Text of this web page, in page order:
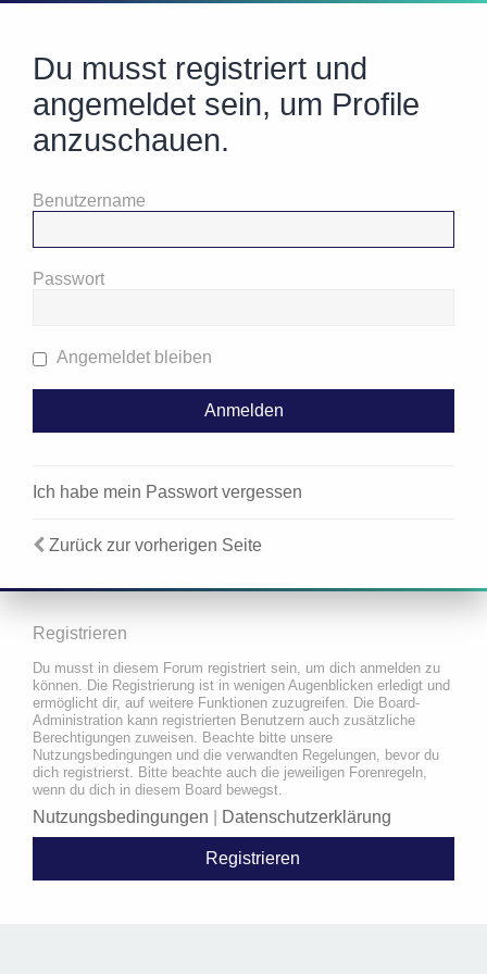
Du musst registriert und
angemeldet sein, um Profile
anzuschauen.
Benutzername
Passwort
Angemeldet bleiben
Ich habe mein Passwort vergessen
Zurück zur vorherigen Seite
Registrieren
Du musst in diesem Forum registriert sein, um dich anmelden zu
können. Die Registrierung ist in wenigen Augenblicken erledigt und
ermöglicht dir, auf weitere Funktionen zuzugreifen. Die Board-
Administration kann registrierten Benutzern auch zusätzliche
Berechtigungen zuweisen. Beachte bitte unsere
Nutzungsbedingungen und die verwandten Regelungen, bevor du
dich registrierst. Bitte beachte auch die jeweiligen Forenregeln,
wenn du dich in diesem Board bewegst.
Nutzungsbedingungen Datenschutzerklärung
Registrieren